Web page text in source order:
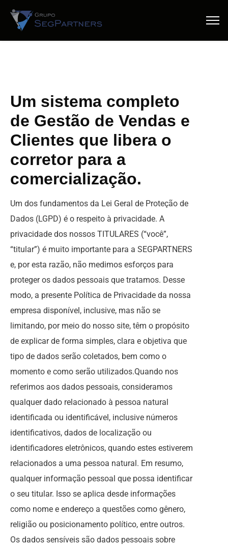
Um sistema completo
de Gestão de Vendas e
Clientes que libera o
corretor para a
comercialização.
Um dos fundamentos da Lei Geral de Proteção de
Dados (LGPD) é o respeito à privacidade. A
privacidade dos nossos TITULARES (“você”,
“titular”) é muito importante para a SEGPARTNERS
e, por esta razão, não medimos esforços para
proteger os dados pessoais que tratamos. Desse
modo, a presente Política de Privacidade da nossa
empresa disponível, inclusive, mas não se
limitando, por meio do nosso site, têm o propósito
de explicar de forma simples, clara e objetiva que
tipo de dados serão coletados, bem como o
momento e como serão utilizados.Quando nos
referimos aos dados pessoais, consideramos
qualquer dado relacionado à pessoa natural
identificada ou identificável, inclusive números
identificativos, dados de localização ou
identificadores eletrônicos, quando estes estiverem
relacionados a uma pessoa natural. Em resumo,
qualquer informação pessoal que possa identificar
o seu titular. Isso se aplica desde informações
como nome e endereço a questões como gênero,
religião ou posicionamento político, entre outros.
Os dados sensíveis são dados pessoais sobre